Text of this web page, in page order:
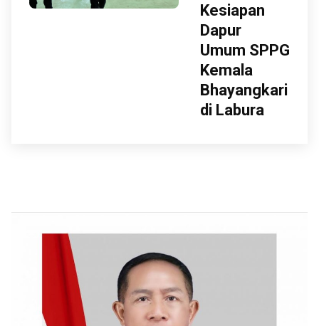
Kesiapan
Dapur
Umum SPPG
Kemala
Bhayangkari
di Labura